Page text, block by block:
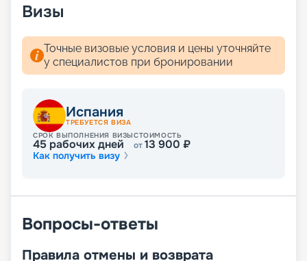
Визы
Точные визовые условия и цены уточняйте
у специалистов при бронировании
Испания
ТРЕБУЕТСЯ ВИЗА
СРОК ВЫПОЛНЕНИЯ ВИЗЫ
45 рабочих дней
СТОИМОСТЬ
от13 900 ₽
Как получить визу
Вопросы-ответы
Правила отмены и возврата